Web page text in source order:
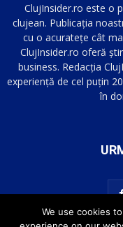
ClujInsider.ro este o
clujean. Publicația
cu o acuratețe cât
ClujInsider.ro oferă
business. Redacția
experiență de cel puțin
în
We use cookies